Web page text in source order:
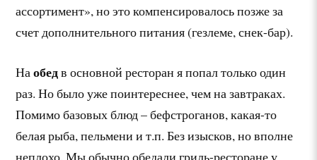
ассортимент», но это компенсировалось позже за
счет дополнительного питания (гезлеме, снек-бар).
На обедв основной ресторан я попал только один
раз. Но было уже поинтереснее, чем на завтраках.
Помимо базовых блюд – бефстроганов, какая-то
белая рыба, пельмени и т.п. Без изысков, но вполне
неплохо. Мы обычно обедали гриль-ресторане у